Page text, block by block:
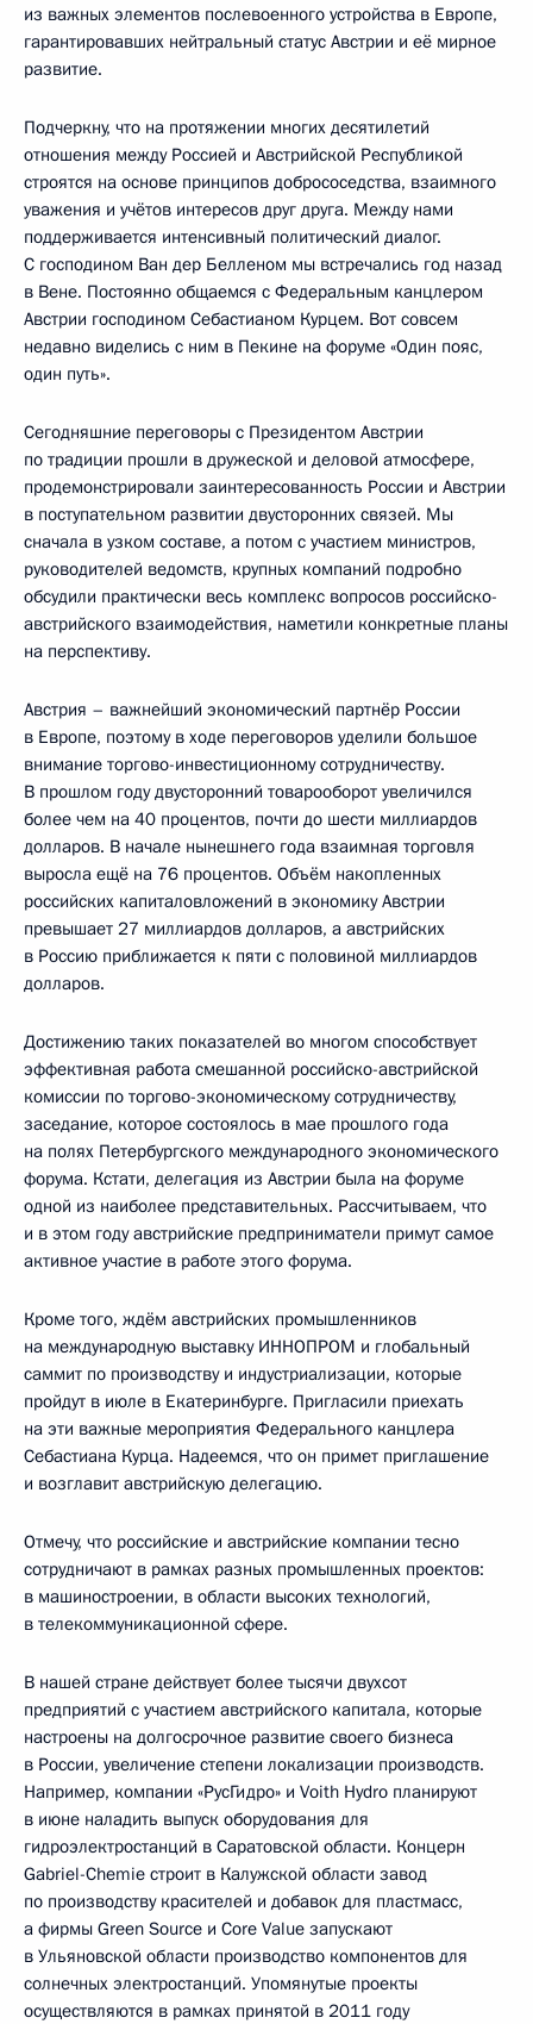
из важных элементов послевоенного устройства в Европе,
гарантировавших нейтральный статус Австрии и её мирное
развитие.
Подчеркну, что на протяжении многих десятилетий
отношения между Россией и Австрийской Республикой
строятся на основе принципов добрососедства, взаимного
уважения и учётов интересов друг друга. Между нами
поддерживается интенсивный политический диалог.
С господином Ван дер Белленом мы встречались год назад
в Вене. Постоянно общаемся с Федеральным канцлером
Австрии господином Себастианом Курцем. Вот совсем
недавно виделись с ним в Пекине на форуме «Один пояс,
один путь».
Сегодняшние переговоры с Президентом Австрии
по традиции прошли в дружеской и деловой атмосфере,
продемонстрировали заинтересованность России и Австрии
в поступательном развитии двусторонних связей. Мы
сначала в узком составе, а потом с участием министров,
руководителей ведомств, крупных компаний подробно
обсудили практически весь комплекс вопросов российско-
австрийского взаимодействия, наметили конкретные планы
на перспективу.
Австрия – важнейший экономический партнёр России
в Европе, поэтому в ходе переговоров уделили большое
внимание торгово-инвестиционному сотрудничеству.
В прошлом году двусторонний товарооборот увеличился
более чем на 40 процентов, почти до шести миллиардов
долларов. В начале нынешнего года взаимная торговля
выросла ещё на 76 процентов. Объём накопленных
российских капиталовложений в экономику Австрии
превышает 27 миллиардов долларов, а австрийских
в Россию приближается к пяти с половиной миллиардов
долларов.
Достижению таких показателей во многом способствует
эффективная работа смешанной российско-австрийской
комиссии по торгово-экономическому сотрудничеству,
заседание, которое состоялось в мае прошлого года
на полях Петербургского международного экономического
форума. Кстати, делегация из Австрии была на форуме
одной из наиболее представительных. Рассчитываем, что
и в этом году австрийские предприниматели примут самое
активное участие в работе этого форума.
Кроме того, ждём австрийских промышленников
на международную выставку ИННОПРОМ и глобальный
саммит по производству и индустриализации, которые
пройдут в июле в Екатеринбурге. Пригласили приехать
на эти важные мероприятия Федерального канцлера
Себастиана Курца. Надеемся, что он примет приглашение
и возглавит австрийскую делегацию.
Отмечу, что российские и австрийские компании тесно
сотрудничают в рамках разных промышленных проектов:
в машиностроении, в области высоких технологий,
в телекоммуникационной сфере.
В нашей стране действует более тысячи двухсот
предприятий с участием австрийского капитала, которые
настроены на долгосрочное развитие своего бизнеса
в России, увеличение степени локализации производств.
Например, компании «РусГидро» и Voith Hydro планируют
в июне наладить выпуск оборудования для
гидроэлектростанций в Саратовской области. Концерн
Gabriel-Chemie строит в Калужской области завод
по производству красителей и добавок для пластмасс,
а фирмы Green Source и Core Value запускают
в Ульяновской области производство компонентов для
солнечных электростанций. Упомянутые проекты
осуществляются в рамках принятой в 2011 году